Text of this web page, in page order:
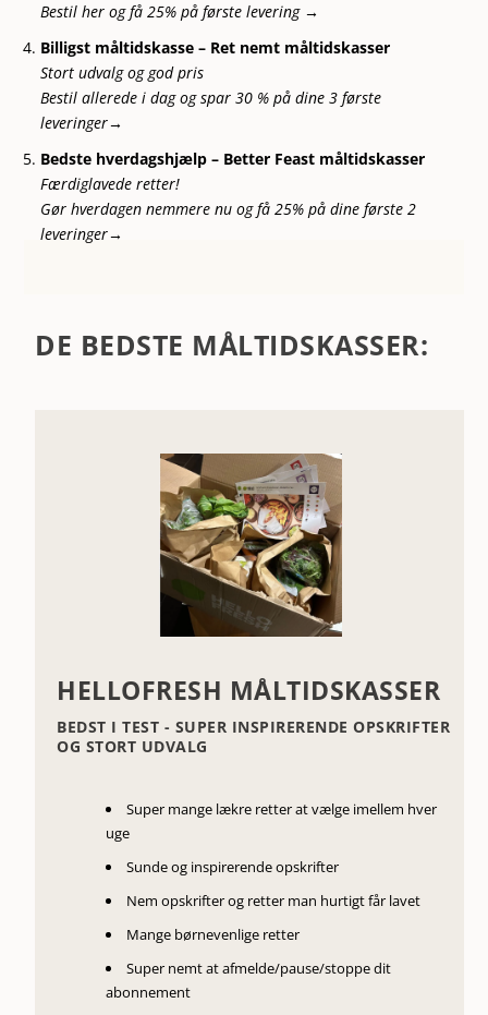
Bestil her og få 25% på første levering →
Billigst måltidskasse – Ret nemt måltidskasser
Stort udvalg og god pris
Bestil allerede i dag og spar 30 % på dine 3 første
leveringer→
Bedste hverdagshjælp – Better Feast måltidskasser
Færdiglavede retter!
Gør hverdagen nemmere nu og få 25% på dine første 2
leveringer→
DE BEDSTE MÅLTIDSKASSER:
HELLOFRESH MÅLTIDSKASSER
BEDST I TEST - SUPER INSPIRERENDE OPSKRIFTER
OG STORT UDVALG
Super mange lækre retter at vælge imellem hver
uge
Sunde og inspirerende opskrifter
Nem opskrifter og retter man hurtigt får lavet
Mange børnevenlige retter
Super nemt at afmelde/pause/stoppe dit
abonnement